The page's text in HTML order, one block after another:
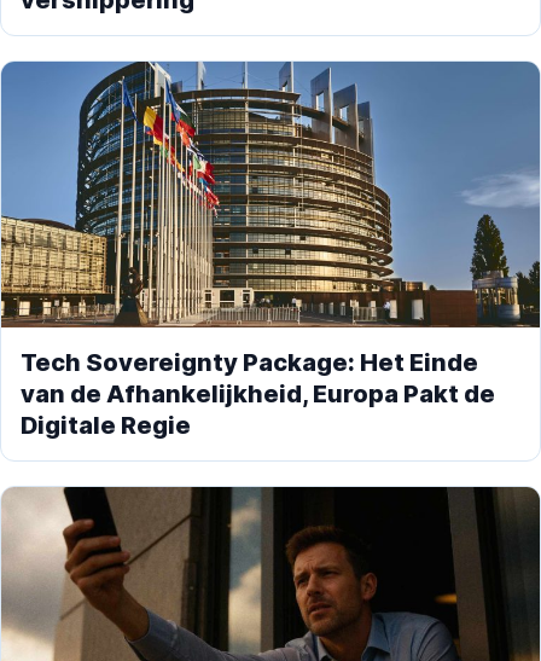
Tech Sovereignty Package: Het Einde
van de Afhankelijkheid, Europa Pakt de
Digitale Regie